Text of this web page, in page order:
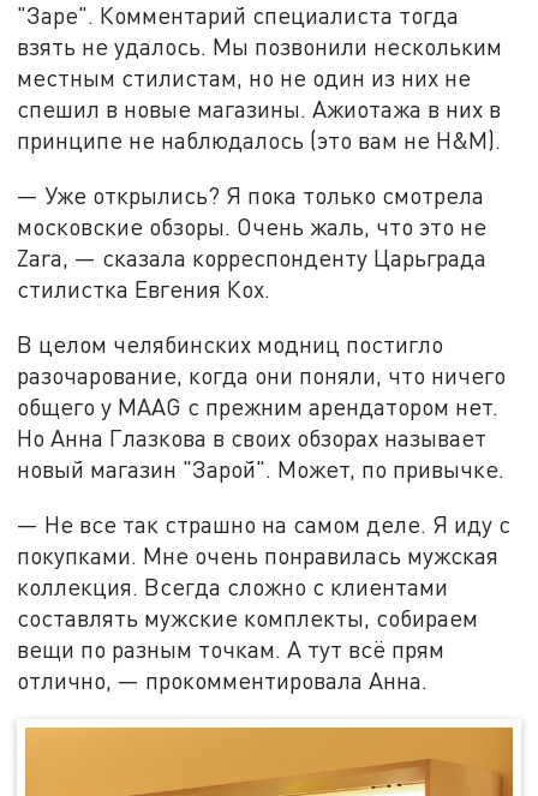
"Заре". Комментарий специалиста тогда
взять не удалось. Мы позвонили нескольким
местным стилистам, но не один из них не
спешил в новые магазины. Ажиотажа в них в
принципе не наблюдалось (это вам не H&M).
— Уже открылись? Я пока только смотрела
московские обзоры. Очень жаль, что это не
Zara, — сказала корреспонденту Царьграда
стилистка Евгения Кох.
В целом челябинских модниц постигло
разочарование, когда они поняли, что ничего
общего у MAAG с прежним арендатором нет.
Но Анна Глазкова в своих обзорах называет
новый магазин "Зарой". Может, по привычке.
— Не все так страшно на самом деле. Я иду с
покупками. Мне очень понравилась мужская
коллекция. Всегда сложно с клиентами
составлять мужские комплекты, собираем
вещи по разным точкам. А тут всё прям
отлично, — прокомментировала Анна.